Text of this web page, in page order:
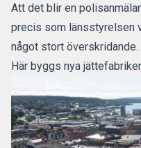
Att det blir en
precis som länsstyrelsen
något stort överskridande.
Här byggs nya